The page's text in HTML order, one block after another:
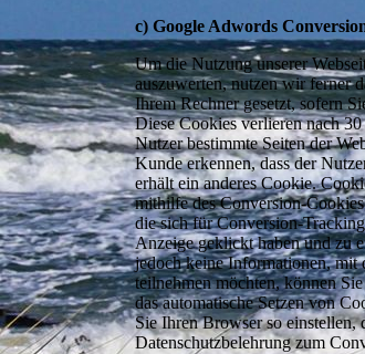
c) Google Adwords
Um die Nutzung unserer
auszuwerten, nutzen wir ferner
Ihrem Rechner gesetzt, sofern
Diese Cookies verlieren nach
Nutzer bestimmte Seiten der
Kunde erkennen, dass der
erhält ein anderes Cookie.
mithilfe des Conversion-
die sich für Conversion-
Anzeige geklickt haben und zu
jedoch keine Informationen, mit
teilnehmen möchten, können
das automatische Setzen von
Sie Ihren Browser so
Datenschutzbelehrung zum